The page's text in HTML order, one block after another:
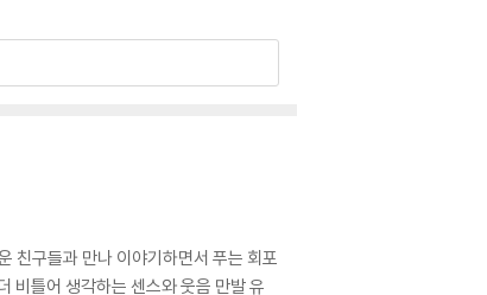
친구들과 만나 이야기하면서 푸는 회포
비틀어 생각하는 센스와 웃음 만발 유